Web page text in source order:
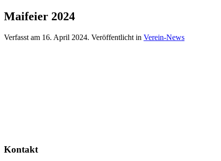
Maifeier 2024
Verfasst am 16. April 2024. Veröffentlicht in Verein-News
Kontakt